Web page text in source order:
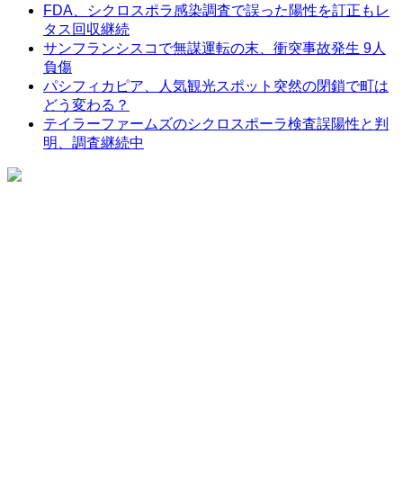
FDA、シクロスポラ感染調査で誤った陽性を訂正もレ
タス回収継続
サンフランシスコで無謀運転の末、衝突事故発生 9人
負傷
パシフィカピア、人気観光スポット突然の閉鎖で町は
どう変わる？
テイラーファームズのシクロスポーラ検査誤陽性と判
明、調査継続中